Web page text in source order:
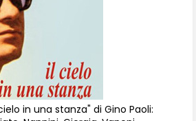
in una stanza" di Gino Paoli: